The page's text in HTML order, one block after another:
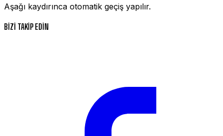
Aşağı kaydırınca otomatik geçiş yapılır.
BİZİ TAKİP EDİN